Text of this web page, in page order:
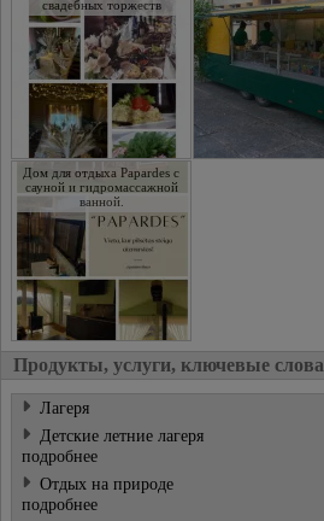
свадебных торжеств
Дом для отдыха Papardes с
сауной и гидромассажной
ванной.
Продукты, услуги, ключевые слова
Лагеря
Детские летние лагеря
подробнее
Отдых на природе
подробнее